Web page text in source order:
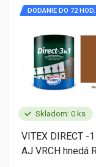
Skladom: 0 ks
DODANIE DO 72 HOD.
VITEX DIRECT -
AJ VRCH hnedá